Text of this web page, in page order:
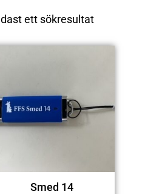
ett sökresultat
Smed 14